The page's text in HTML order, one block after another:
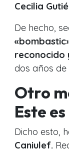
Cecilia
De hecho,
reconocido
dos años
Otro
Este
Dicho esto,
Caniulef.